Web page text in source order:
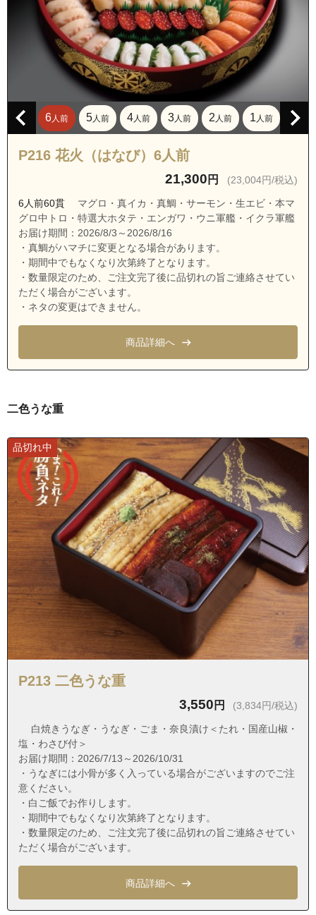
愛知県名古屋市天白区菅田２丁目
愛知県名古屋市天白区菅田３丁目
愛知県名古屋市天白区高坂町
愛知県名古屋市天白区高宮町
愛知県名古屋市天白区土原１丁目
愛知県名古屋市天白区土原２丁目
愛知県名古屋市天白区土原３丁目
愛知県名古屋市天白区土原４丁目
愛知県名古屋市天白区土原５丁目
愛知県名古屋市天白区天白町大字島田黒石
愛知県名古屋市天白区天白町大字島田山ノ杁
愛知県名古屋市天白区天白町大字野並相生
愛知県名古屋市天白区天白町大字野並稲田
愛知県名古屋市天白区天白町大字野並欠ノ上
愛知県名古屋市天白区天白町大字野並山ノ神
愛知県名古屋市天白区中砂町
愛知県名古屋市天白区中坪町
愛知県名古屋市天白区西入町
愛知県名古屋市天白区野並１丁目
愛知県名古屋市天白区野並２丁目
愛知県名古屋市天白区野並３丁目
愛知県名古屋市天白区野並４丁目
愛知県名古屋市天白区久方１丁目
愛知県名古屋市天白区久方２丁目
愛知県名古屋市天白区久方３丁目
愛知県名古屋市天白区一つ山３丁目
愛知県名古屋市天白区一つ山４丁目
愛知県名古屋市天白区一つ山５丁目
愛知県名古屋市天白区福池１丁目
愛知県名古屋市天白区福池２丁目
愛知県名古屋市天白区古川町
6人前 5人前 4人前 3人前 2 人前 1 人前
P216 花火（はなび）6人前
21,300 円 (23,004円/税込)
6人前60貫
マグロ・真イカ・真鯛・サーモン・生エビ・本マ
グロ中トロ・特選大ホタテ・エンガワ・ウニ軍艦・イクラ軍艦
お届け期間：2026/8/3～2026/8/16
・真鯛がハマチに変更となる場合があります。
・期間中でもなくなり次第終了となります。
・数量限定のため、ご注文完了後に品切れの旨ご連絡させてい
ただく場合がございます。
・ネタの変更はできません。
商品詳細へ
二色うな重
品切れ中
P213 二色うな重
3,550 円 (3,834円/税込)
白焼きうなぎ・うなぎ・ごま・奈良漬け＜たれ・国産山椒・
塩・わさび付＞
お届け期間：2026/7/13～2026/10/31
・うなぎには小骨が多く入っている場合がございますのでご注
意ください。
・白ご飯でお作りします。
・期間中でもなくなり次第終了となります。
・数量限定のため、ご注文完了後に品切れの旨ご連絡させてい
ただく場合がございます。
商品詳細へ